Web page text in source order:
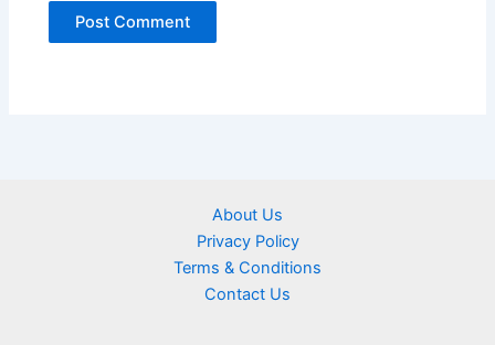
About Us
Privacy Policy
Terms & Conditions
Contact Us